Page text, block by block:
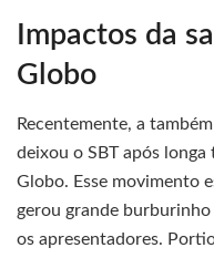
Impactos da
Globo
Recentemente, a
deixou o SBT após
Globo. Esse movimento
gerou grande
os apresentadores.